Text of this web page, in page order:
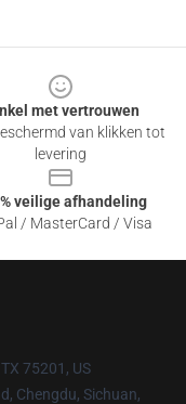
met vertrouwen
van klikken tot
levering
veilige afhandeling
/ MasterCard / Visa
75201, US
Chengdu, Sichuan,